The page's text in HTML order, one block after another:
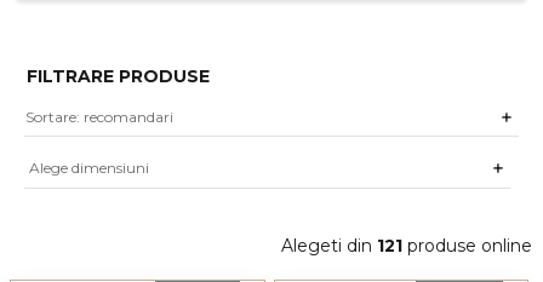
FILTRARE PRODUSE
Alege dimensiuni
Alegeti din 121 produse online